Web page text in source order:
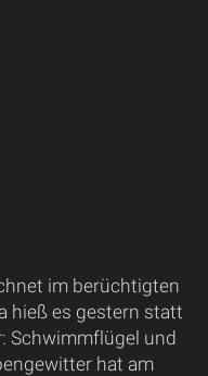
im berüchtigten
hieß es gestern statt
Schwimmflügel und
hat am